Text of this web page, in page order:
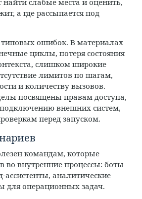
а где рассыпается под
типовых ошибок. В материалах
циклы, потеря состояния
слишком широкие
лимитов по шагам,
и количеству вызовов.
посвящены правам доступа,
внешних систем,
перед запуском.
командам, которые
во внутренние процессы: боты
ассистенты, аналитические
для операционных задач.